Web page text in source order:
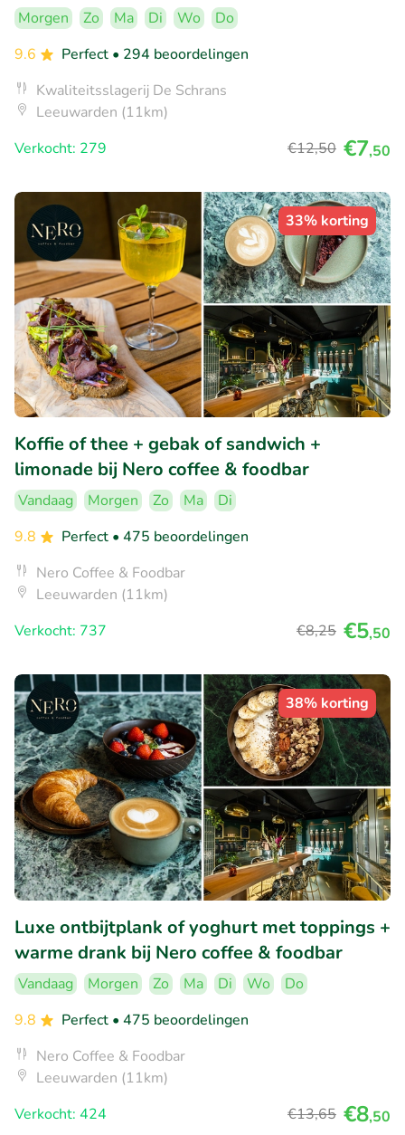
Morgen Zo Ma Di Wo
Do
9.6
Perfect • 294 beoordelingen
Kwaliteitsslagerij De Schrans
Leeuwarden (11km)
Verkocht: 279
€12,50 €7,50
33% korting
Koffie of thee + gebak of sandwich +
limonade bij Nero coffee & foodbar
Vandaag Morgen Zo Ma
Di
9.8
Perfect • 475 beoordelingen
Nero Coffee & Foodbar
Leeuwarden (11km)
Verkocht: 737
€8,25 €5,50
38% korting
Luxe ontbijtplank of yoghurt met toppings +
warme drank bij Nero coffee & foodbar
Vandaag Morgen Zo Ma Di Wo
Do
9.8
Perfect • 475 beoordelingen
Nero Coffee & Foodbar
Leeuwarden (11km)
Verkocht: 424
€13,65 €8,50